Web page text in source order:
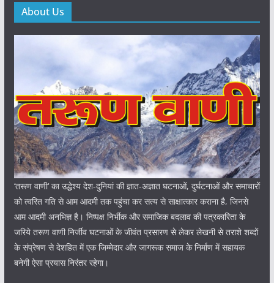
About Us
‘तरूण वाणी‘ का उद्धेश्य देश-दुनियां की ज्ञात-अज्ञात घटनाओं, दुर्घटनाओं और समाचारों
को त्वरित गति से आम आदमी तक पहुंचा कर सत्य से साक्षात्कार कराना है, जिनसे
आम आदमी अनभिज्ञ है। निष्पक्ष निर्भीक और समाजिक बदलाव की पत्रकारिता के
जरिये तरूण वाणी निर्जीव घटनाओं के जीवंत प्रसारण से लेकर लेखनी से तराशे शब्दों
के संप्रेषण से देशहित में एक जिम्मेदार और जागरूक समाज के निर्माण में सहायक
बनेगी ऐसा प्रयास निरंतर रहेगा।